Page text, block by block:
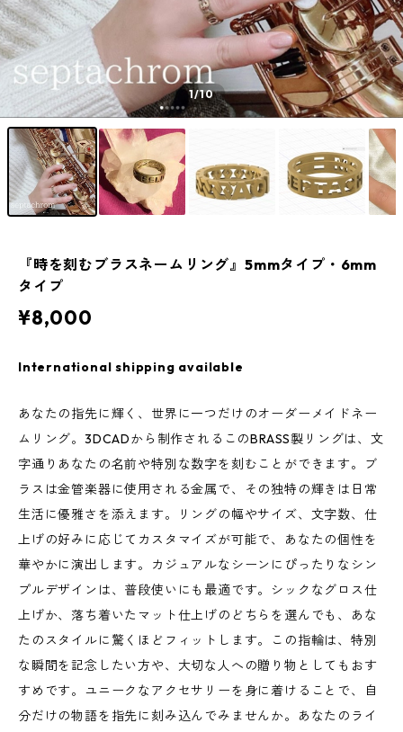
1/10
『時を刻むブラスネームリング』5mmタイプ・6mm
タイプ
¥8,000
International shipping available
あなたの指先に輝く、世界に一つだけのオーダーメイドネー
ムリング。3DCADから制作されるこのBRASS製リングは、文
字通りあなたの名前や特別な数字を刻むことができます。ブ
ラスは金管楽器に使用される金属で、その独特の輝きは日常
生活に優雅さを添えます。リングの幅やサイズ、文字数、仕
上げの好みに応じてカスタマイズが可能で、あなたの個性を
華やかに演出します。カジュアルなシーンにぴったりなシン
プルデザインは、普段使いにも最適です。シックなグロス仕
上げか、落ち着いたマット仕上げのどちらを選んでも、あな
たのスタイルに驚くほどフィットします。この指輪は、特別
な瞬間を記念したい方や、大切な人への贈り物としてもおす
すめです。ユニークなアクセサリーを身に着けることで、自
分だけの物語を指先に刻み込んでみませんか。あなたのライ